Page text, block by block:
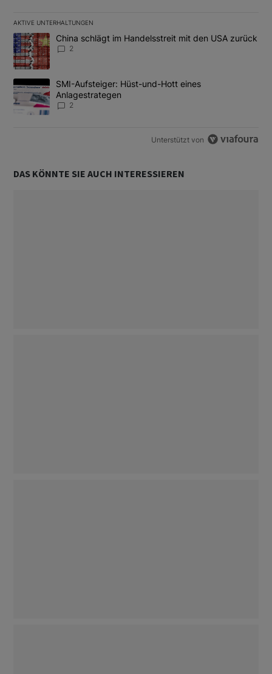
AKTIVE UNTERHALTUNGEN
Das Folgende ist eine Liste der am meisten kommentierten
Ein Trendartikel mit dem Titel "China schlägt im Handelsstreit
China schlägt im Handelsstreit mit den USA zurück
2
Ein Trendartikel mit dem Titel "SMI-Aufsteiger: Hüst-und-Hott
SMI-Aufsteiger: Hüst-und-Hott eines
Anlagestrategen
2
Unterstützt von
DAS KÖNNTE SIE AUCH INTERESSIEREN